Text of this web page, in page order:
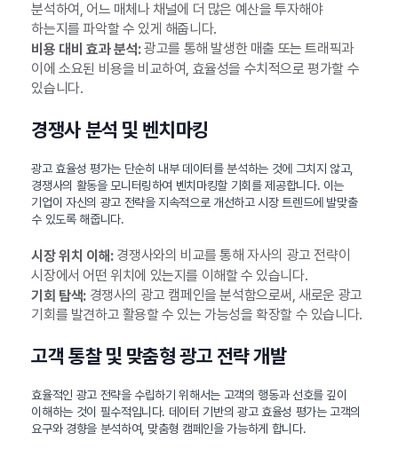
분석하여, 어느 매체나 채널에 더 많은 예산을 투자해야
하는지를 파악할 수 있게 해줍니다.
비용 대비 효과 분석:광고를 통해 발생한 매출 또는 트래픽과
이에 소요된 비용을 비교하여, 효율성을 수치적으로 평가할 수
있습니다.
경쟁사 분석 및 벤치마킹
광고 효율성 평가는 단순히 내부 데이터를 분석하는 것에 그치지 않고,
경쟁사의 활동을 모니터링하여 벤치마킹할 기회를 제공합니다. 이는
기업이 자신의 광고 전략을 지속적으로 개선하고 시장 트렌드에 발맞출
수 있도록 해줍니다.
시장 위치 이해:경쟁사와의 비교를 통해 자사의 광고 전략이
시장에서 어떤 위치에 있는지를 이해할 수 있습니다.
기회 탐색:경쟁사의 광고 캠페인을 분석함으로써, 새로운 광고
기회를 발견하고 활용할 수 있는 가능성을 확장할 수 있습니다.
고객 통찰 및 맞춤형 광고 전략 개발
효율적인 광고 전략을 수립하기 위해서는 고객의 행동과 선호를 깊이
이해하는 것이 필수적입니다. 데이터 기반의 광고 효율성 평가는 고객의
요구와 경향을 분석하여, 맞춤형 캠페인을 가능하게 합니다.